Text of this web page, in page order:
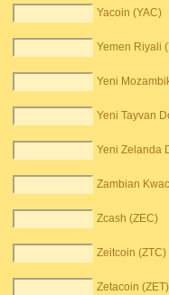
Yacoin (YAC)
Yemen Riyali
Yeni
Yeni Tayvan
Yeni Zelanda
Zambian
Zcash (ZEC)
Zeitcoin (ZTC)
Zetacoin (ZET)